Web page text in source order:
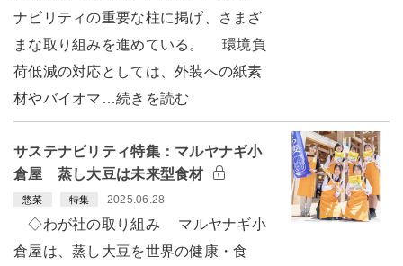
ナビリティの重要な柱に掲げ、さまざ
まな取り組みを進めている。 環境負
荷低減の対応としては、外装への紙素
材やバイオマ…続きを読む
サステナビリティ特集：マルヤナギ小
倉屋 蒸し大豆は未来型食材
惣菜 特集 2025.06.28
◇わが社の取り組み マルヤナギ小
倉屋は、蒸し大豆を世界の健康・食